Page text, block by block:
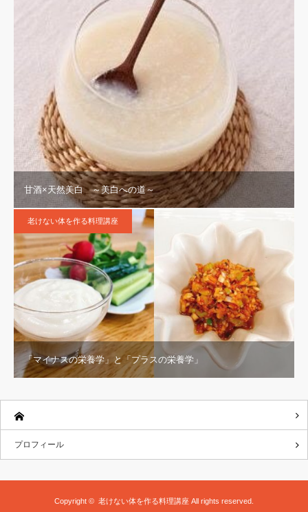
甘酒×天然美白 ～美白への道～
老けない体を作る料理講座
「マイナスの栄養学」と「プラスの栄養学」
プロフィール
Copyright © 老けない体を作る料理講座 All rights reserved.